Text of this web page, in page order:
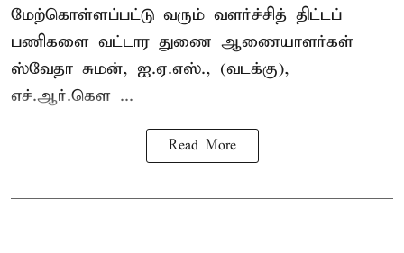
மேற்கொள்ளப்பட்டு வரும் வளர்ச்சித் திட்டப்
பணிகளை வட்டார துணை ஆணையாளர்கள்
ஸ்வேதா சுமன், ஐ.ஏ.எஸ்., (வடக்கு),
எச்.ஆர்.கௌ ...
Read More